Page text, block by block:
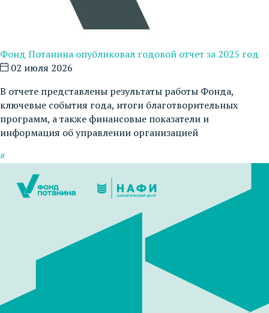
Фонд Потанина опубликовал годовой отчет за 2025 год
02 июля 2026
В отчете представлены результаты работы Фонда,
ключевые события года, итоги благотворительных
программ, а также финансовые показатели и
информация об управлении организацией
#